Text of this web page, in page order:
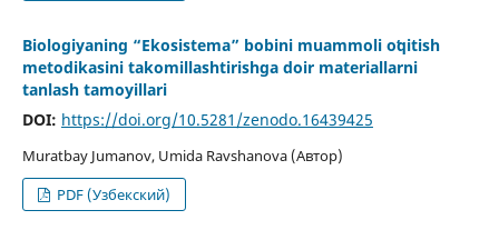
Biologiyaning “Ekosistema” bobini muammoli oʻqitish
metodikasini takomillashtirishga doir materiallarni
tanlash tamoyillari
DOI: https://doi.org/10.5281/zenodo.16439425
Muratbay Jumanov, Umida Ravshanova (Автор)
PDF (Узбекский)